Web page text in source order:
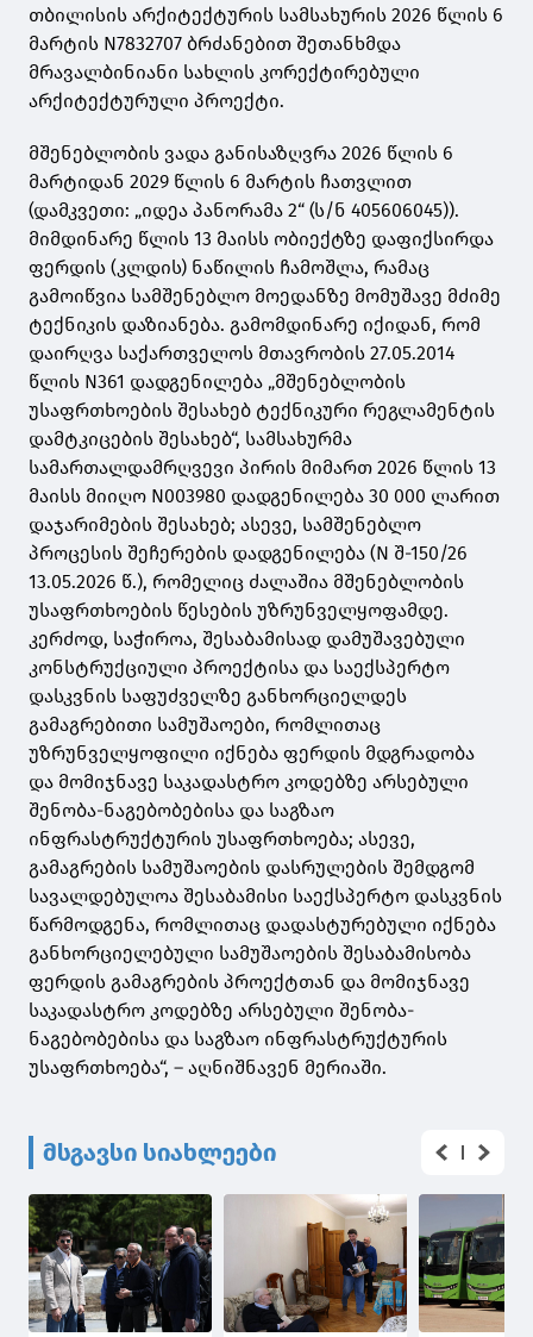
თბილისის არქიტექტურის სამსახურის 2026 წლის 6
მარტის N7832707 ბრძანებით შეთანხმდა
მრავალბინიანი სახლის კორექტირებული
არქიტექტურული პროექტი.
მშენებლობის ვადა განისაზღვრა 2026 წლის 6
მარტიდან 2029 წლის 6 მარტის ჩათვლით
(დამკვეთი: „იდეა პანორამა 2“ (ს/ნ 405606045)).
მიმდინარე წლის 13 მაისს ობიექტზე დაფიქსირდა
ფერდის (კლდის) ნაწილის ჩამოშლა, რამაც
გამოიწვია სამშენებლო მოედანზე მომუშავე მძიმე
ტექნიკის დაზიანება. გამომდინარე იქიდან, რომ
დაირღვა საქართველოს მთავრობის 27.05.2014
წლის N361 დადგენილება „მშენებლობის
უსაფრთხოების შესახებ ტექნიკური რეგლამენტის
დამტკიცების შესახებ“, სამსახურმა
სამართალდამრღვევი პირის მიმართ 2026 წლის 13
მაისს მიიღო N003980 დადგენილება 30 000 ლარით
დაჯარიმების შესახებ; ასევე, სამშენებლო
პროცესის შეჩერების დადგენილება (N შ-150/26
13.05.2026 წ.), რომელიც ძალაშია მშენებლობის
უსაფრთხოების წესების უზრუნველყოფამდე.
კერძოდ, საჭიროა, შესაბამისად დამუშავებული
კონსტრუქციული პროექტისა და საექსპერტო
დასკვნის საფუძველზე განხორციელდეს
გამაგრებითი სამუშაოები, რომლითაც
უზრუნველყოფილი იქნება ფერდის მდგრადობა
და მომიჯნავე საკადასტრო კოდებზე არსებული
შენობა-ნაგებობებისა და საგზაო
ინფრასტრუქტურის უსაფრთხოება; ასევე,
გამაგრების სამუშაოების დასრულების შემდგომ
სავალდებულოა შესაბამისი საექსპერტო დასკვნის
წარმოდგენა, რომლითაც დადასტურებული იქნება
განხორციელებული სამუშაოების შესაბამისობა
ფერდის გამაგრების პროექტთან და მომიჯნავე
საკადასტრო კოდებზე არსებული შენობა-
ნაგებობებისა და საგზაო ინფრასტრუქტურის
უსაფრთხოება“, – აღნიშნავენ მერიაში.
მსგავსი სიახლეები